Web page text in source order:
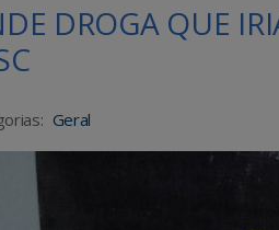
DROGA QUE
Geral